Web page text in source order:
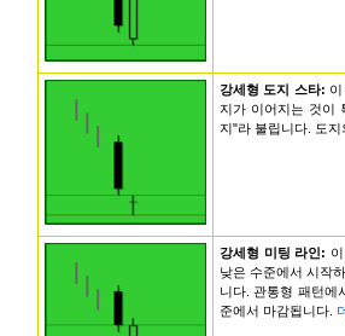
강세형 도지 스타:
지가 이어지는 것이
지"라 불립니다. 도
강세형 미팅 라인:
낮은 수준에서 시작
니다. 관통형 패턴에
준에서 마감됩니다.